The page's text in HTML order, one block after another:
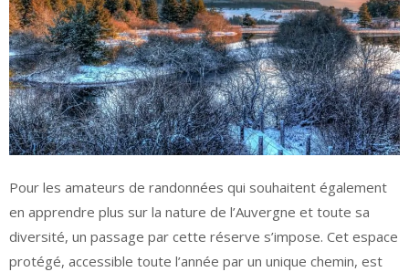
Pour les amateurs de randonnées qui souhaitent également
en apprendre plus sur la nature de l’Auvergne et toute sa
diversité, un passage par cette réserve s’impose. Cet espace
protégé, accessible toute l’année par un unique chemin, est